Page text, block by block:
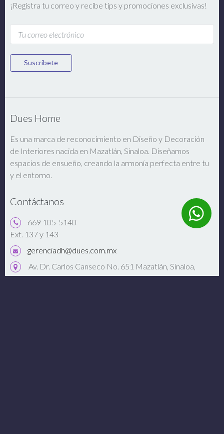
¡Registra tu correo y recibe tips y promociones exclusivas!
Suscríbete
Dues Home
Es una marca de reconocimiento en Diseño y Decoración
de Interiores nacida en Mazatlán, Sinaloa. Diseñamos
espacios de ensueño, creando la armonía perfecta entre tu
y el entorno.
Contáctanos
669 105-5140
Ext. 137 y 143
gerenciadh@dues.com.mx
Av. Dr. Carlos Canseco No. 651 Mazatlán, Sinaloa,
México 82127.